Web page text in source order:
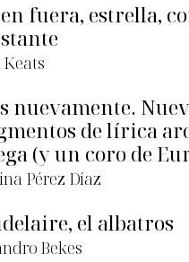
fuera, estrella,
Keats
nuevamente.
de lírica
(y un coro de
Pérez Díaz
el albatros
Bekes